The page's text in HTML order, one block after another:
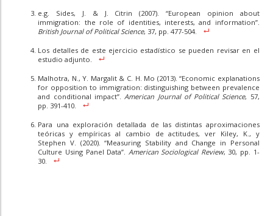
e.g. Sides, J. & J. Citrin (2007). “European opinion about
immigration: the role of identities, interests, and information”.
British Journal of Political Science, 37, pp. 477-504.
Los detalles de este ejercicio estadístico se pueden revisar en el
estudio adjunto.
Malhotra, N., Y. Margalit & C. H. Mo (2013). “Economic explanations
for opposition to immigration: distinguishing between prevalence
and conditional impact”.American Journal of Political Science, 57,
pp. 391-410.
Para una exploración detallada de las distintas aproximaciones
teóricas y empíricas al cambio de actitudes, ver Kiley, K., y
Stephen V. (2020). “Measuring Stability and Change in Personal
Culture Using Panel Data”. American Sociological Review, 30, pp. 1-
30.